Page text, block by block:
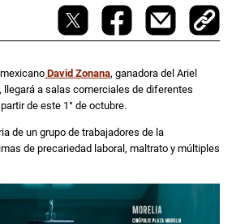
David Zonana, ganadora del Ariel
llegará a salas comerciales de diferentes
de este 1° de octubre.
de un grupo de trabajadores de la
de precariedad laboral, maltrato y múltiples